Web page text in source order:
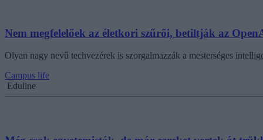
Nem megfelelőek az életkori szűrői, betiltják az
Olyan nagy nevű techvezérek is szorgalmazzák a mesterséges
Campus life
Eduline